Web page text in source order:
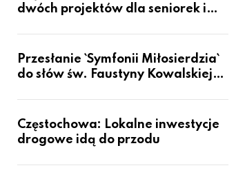
dwóch projektów dla seniorek i
Przesłanie `Symfonii Miłosierdzia`
do słów św. Faustyny Kowalskiej
Częstochowa: Lokalne inwestycje
drogowe idą do przodu